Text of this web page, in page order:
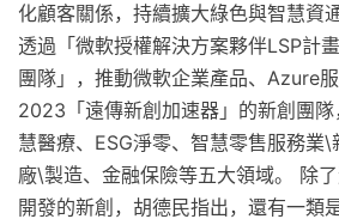
化顧客關係，持續擴大綠色與智慧資
透過「微軟授權解決方案夥伴LSP計
團隊」，推動微軟企業產品、Azure
2023「遠傳新創加速器」的新創團
慧醫療、ESG淨零、智慧零售服務業
廠\製造、金融保險等五大領域。 除
開發的新創，胡德民指出，還有一類